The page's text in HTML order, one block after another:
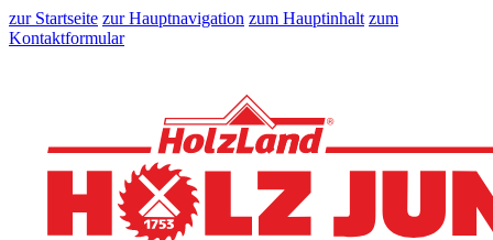
zur Startseite zur Hauptnavigation zum Hauptinhalt zum
Kontaktformular